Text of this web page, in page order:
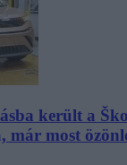
került a
már most